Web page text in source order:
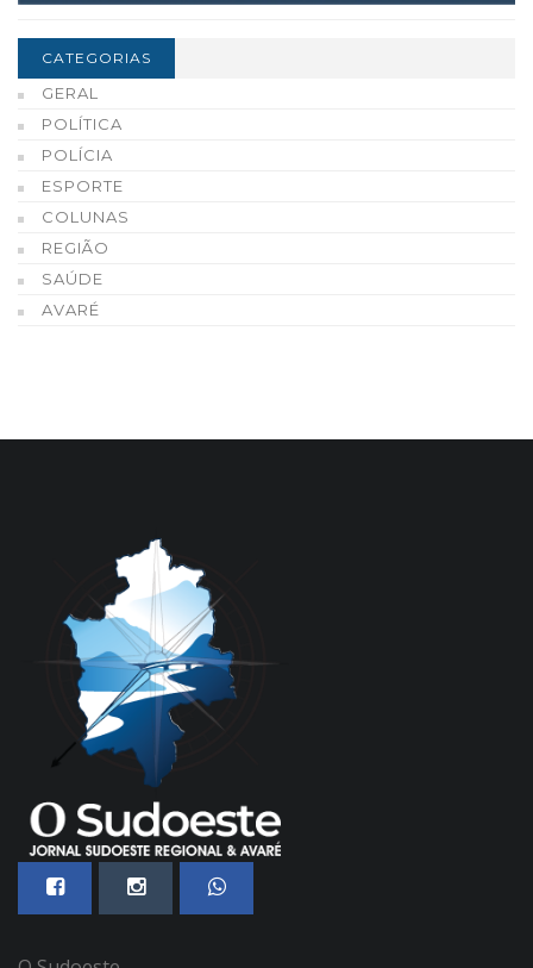
CATEGORIAS
GERAL
POLÍTICA
POLÍCIA
ESPORTE
COLUNAS
REGIÃO
SAÚDE
AVARÉ